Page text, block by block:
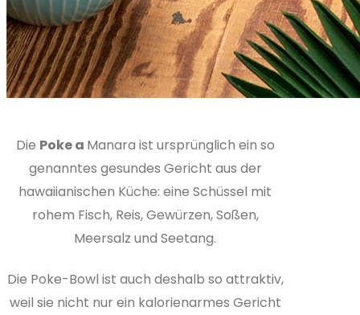
Die Poke a Manara ist ursprünglich ein so
genanntes gesundes Gericht aus der
hawaiianischen Küche: eine Schüssel mit
rohem Fisch, Reis, Gewürzen, Soßen,
Meersalz und Seetang.
Die Poke-Bowl ist auch deshalb so attraktiv,
weil sie nicht nur ein kalorienarmes Gericht